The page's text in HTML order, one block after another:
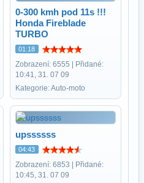
0-300 kmh pod 11s !!!
Honda Fireblade
TURBO
01:18
Zobrazení: 6555 | Přidané:
10:41, 31. 07 09
Kategorie: Auto-moto
upssssss
04:43
Zobrazení: 6853 | Přidané:
10:45, 31. 07 09